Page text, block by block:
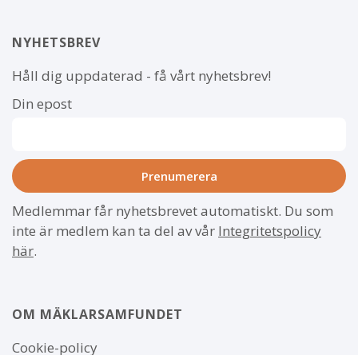
NYHETSBREV
Håll dig uppdaterad - få vårt nyhetsbrev!
Din epost
Medlemmar får nyhetsbrevet automatiskt. Du som
inte är medlem kan ta del av vår Integritetspolicy
här.
OM MÄKLARSAMFUNDET
Om
Cookie-policy